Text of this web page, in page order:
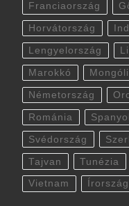
Franciaország
Horvátország
Lengyelország
Marokkó
Németország
Románia
Svédország
Tajvan Tunézia
Vietnam Írország